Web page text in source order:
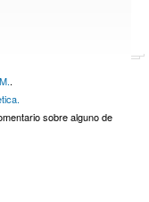
.
sobre alguno de